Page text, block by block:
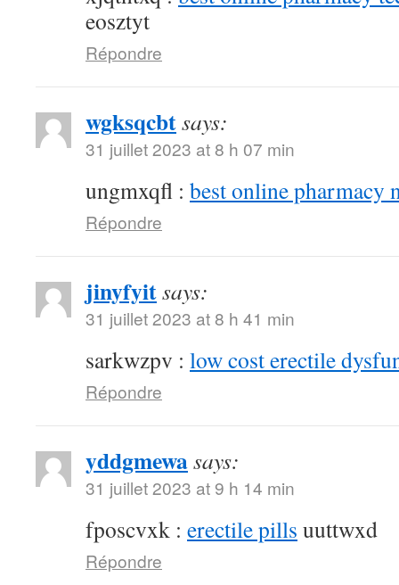
eosztyt
Répondre
wgksqcbtsays:
31 juillet 2023 at 8 h 07 min
ungmxqfl : best online pharmacy
Répondre
jinyfyitsays:
31 juillet 2023 at 8 h 41 min
sarkwzpv : low cost erectile
Répondre
yddgmewasays:
31 juillet 2023 at 9 h 14 min
fposcvxk : erectile pills uuttwxd
Répondre